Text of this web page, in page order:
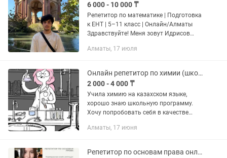
6 000 - 10 000 ₸
Репетитор по математике | Подготовка
к ЕНТ | 5–11 класс | Онлайн/Алматы
Здравствуйте! Меня зовут Идрисов
занятия по математике для
к...
Алматы, 17 июля
Онлайн репетитор по химии (школьная программа)
2 000 - 4 000 ₸
Учила химию на казахском языке,
хорошо знаю школьную программу.
Хочу попробовать себя в качестве
спокойно. Помогаю с домашними
Алматы, 17 июня
Репетитор по основам права онлайн